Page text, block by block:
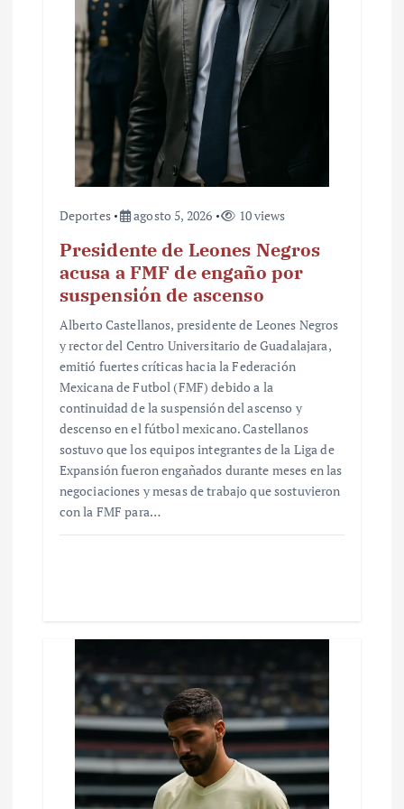
Deportes agosto 5, 2026 10 views
Presidente de Leones Negros
acusa a FMF de engaño por
suspensión de ascenso
Alberto Castellanos, presidente de Leones Negros
y rector del Centro Universitario de Guadalajara,
emitió fuertes críticas hacia la Federación
Mexicana de Futbol (FMF) debido a la
continuidad de la suspensión del ascenso y
descenso en el fútbol mexicano. Castellanos
sostuvo que los equipos integrantes de la Liga de
Expansión fueron engañados durante meses en las
negociaciones y mesas de trabajo que sostuvieron
con la FMF para…